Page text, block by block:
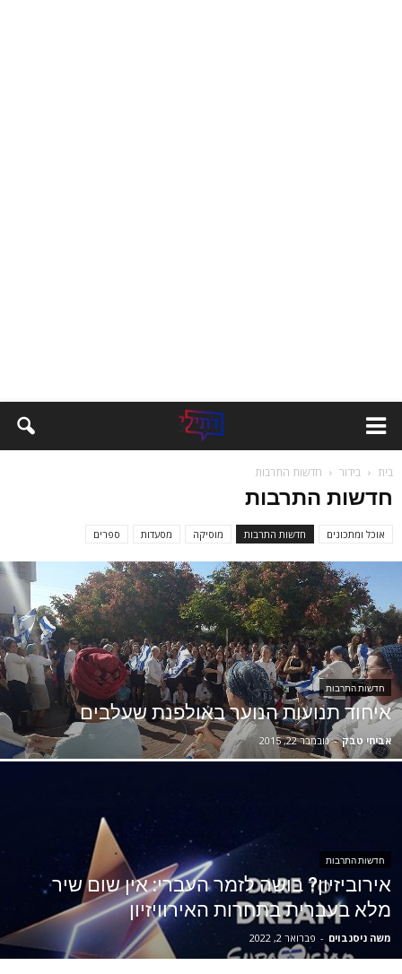
בית בידור חדשות התרבות
חדשות התרבות
אוכל ומתכונים חדשות התרבות מוסיקה מסעדות ספרים
חדשות התרבות
איחוד תנועות הנוער באולפנת שעלבים
אביחי טבק - נובמבר 22, 2015
חדשות התרבות
אירוביזיון? בושה לזמר העברי: אין שום שיר
מלא בעברית בתחרות האירוויזיון
משה ניסנבוים - פברואר 2, 2022